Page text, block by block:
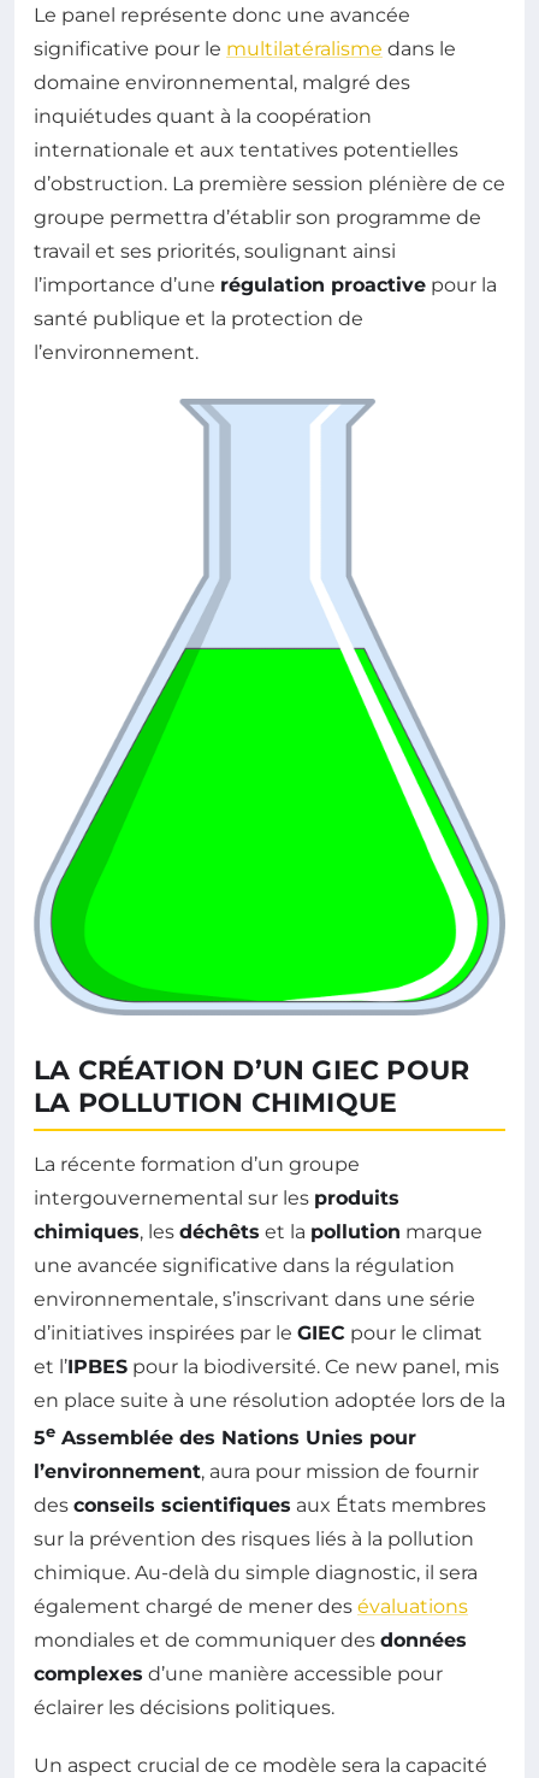
Le panel représente donc une avancée
significative pour le multilatéralisme dans le
domaine environnemental, malgré des
inquiétudes quant à la coopération
internationale et aux tentatives potentielles
d’obstruction. La première session plénière de ce
groupe permettra d’établir son programme de
travail et ses priorités, soulignant ainsi
l’importance d’une régulation proactive pour la
santé publique et la protection de
l’environnement.
LA CRÉATION D’UN GIEC POUR
LA POLLUTION CHIMIQUE
La récente formation d’un groupe
intergouvernemental sur les produits
chimiques, les déchêts et la pollution marque
une avancée significative dans la régulation
environnementale, s’inscrivant dans une série
d’initiatives inspirées par le GIEC pour le climat
et l’IPBES pour la biodiversité. Ce new panel, mis
en place suite à une résolution adoptée lors de la
5e Assemblée des Nations Unies pour
l’environnement, aura pour mission de fournir
des conseils scientifiques aux États membres
sur la prévention des risques liés à la pollution
chimique. Au-delà du simple diagnostic, il sera
également chargé de mener des évaluations
mondiales et de communiquer des données
complexes d’une manière accessible pour
éclairer les décisions politiques.
Un aspect crucial de ce modèle sera la capacité